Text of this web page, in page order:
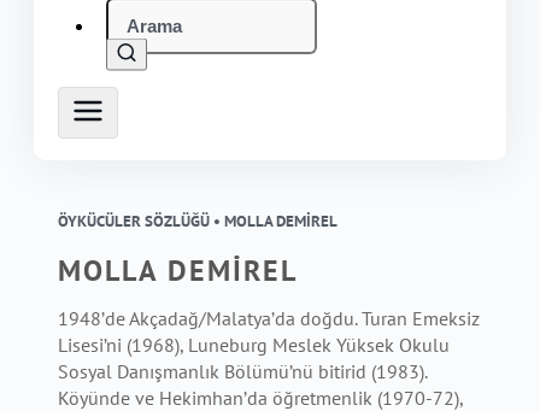
ÖYKÜCÜLER SÖZLÜĞÜ • MOLLA DEMİREL
MOLLA DEMİREL
1948’de Akçadağ/Malatya’da doğdu. Turan Emeksiz
Lisesi’ni (1968), Luneburg Meslek Yüksek Okulu
Sosyal Danışmanlık Bölümü’nü bitirid (1983).
Köyünde ve Hekimhan’da öğretmenlik (1970-72),